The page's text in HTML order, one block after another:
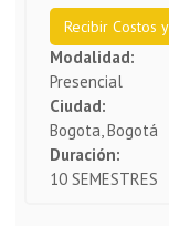
Recibir Costos
Modalidad:
Presencial
Ciudad:
Bogota, Bogotá
Duración:
10 SEMESTRES